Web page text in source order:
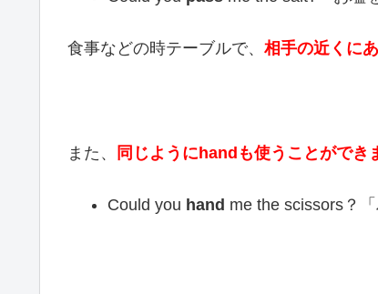
食事などの時テーブルで、 相手の近くに
また、 同じようにhandも使うことができ
Could you hand me the scissors？